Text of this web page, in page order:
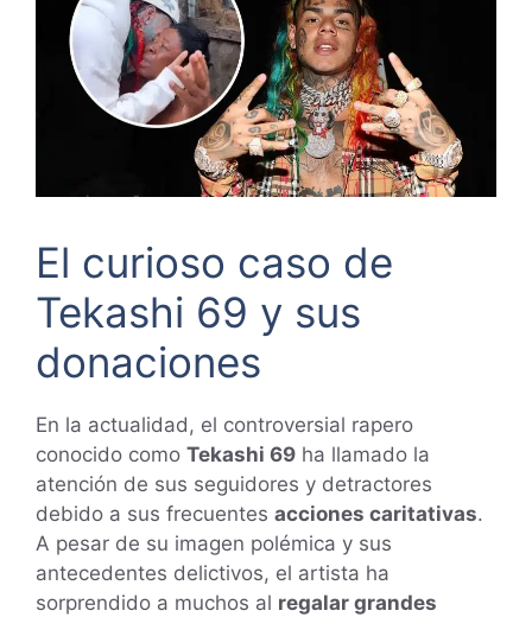
El curioso caso de
Tekashi 69 y sus
donaciones
En la actualidad, el controversial rapero
conocido como Tekashi 69 ha llamado la
atención de sus seguidores y detractores
debido a sus frecuentes acciones caritativas.
A pesar de su imagen polémica y sus
antecedentes delictivos, el artista ha
sorprendido a muchos al regalar grandes